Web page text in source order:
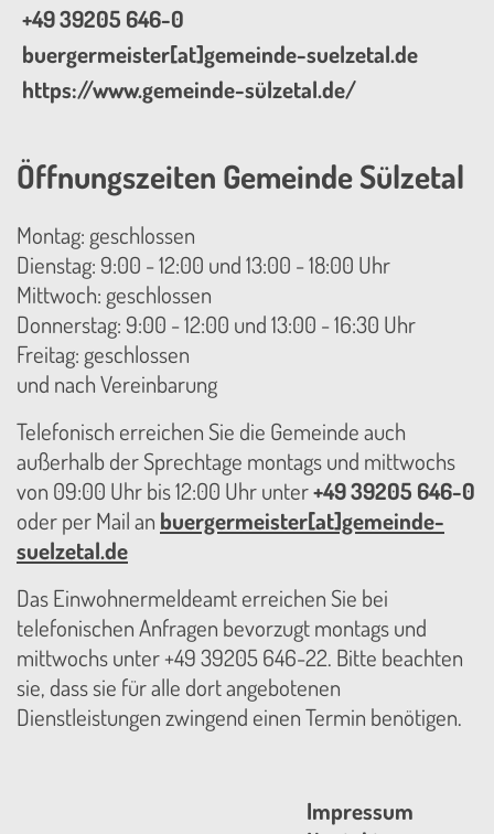
+49 39205 646-0
buergermeister[at]gemeinde-suelzetal.de
https://www.gemeinde-sülzetal.de/
Öffnungszeiten Gemeinde Sülzetal
Montag: geschlossen
Dienstag: 9:00 - 12:00 und 13:00 - 18:00 Uhr
Mittwoch: geschlossen
Donnerstag: 9:00 - 12:00 und 13:00 - 16:30 Uhr
Freitag: geschlossen
und nach Vereinbarung
Telefonisch erreichen Sie die Gemeinde auch
außerhalb der Sprechtage montags und mittwochs
von 09:00 Uhr bis 12:00 Uhr unter+49 39205 646-0
oder per Mail an buergermeister[at]gemeinde-
suelzetal.de
Das Einwohnermeldeamt erreichen Sie bei
telefonischen Anfragen bevorzugt montags und
mittwochs unter +49 39205 646-22. Bitte beachten
sie, dass sie für alle dort angebotenen
Dienstleistungen zwingend einen Termin benötigen.
Impressum